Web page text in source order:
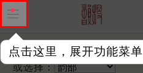
点击这里，展开功能菜单
输入韵字：
或选择：